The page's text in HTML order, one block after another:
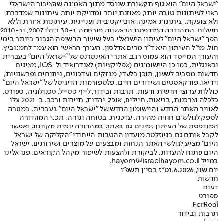
"ישראל היום" הוא גוף תקשורת שנוסד מתוך האמונה שהציבור הישראלי
ראוי לעיתונות טובה יותר, מאוזנת יותר ומדויקת יותר. עיתונות שמדברת
ולא צועקת. עיתונות אמינה, אובייקטיבית ועניינית. עיתונות אחרת וללא
תשלום. המהדורה המודפסת הראשונה פורסמה ב-30 ביולי 2007, וב-2010
הפך "ישראל היום" לעיתון הישראלי בעל שיעור החשיפה הגבוה ביותר בימי
חול. מו"ל העיתון היא ד"ר מרים אדלסון. העורך הראשי הוא עמר לחמנוביץ,
והעורך המייסד הוא עמוס רגב. אתרי האינטרנט של "ישראל היום" בעברית
ובאנגלית, כמו כן היישומונים (אפליקציות) לאנדרואיד ול-iOS, מציגים
חדשות מסביב לשעון, תוכן בלעדי, מבזקים ועדכונים, ניתוחים ופרשנויות,
וידיאו, פודקאסטים ושידורים חיים. פלטפורמות הדיגיטל של "ישראל היום"
כוללות ערוצי חדשות ודעות, תרבות ובידור, לייף סטייל, טכנולוגיה, ספורט,
כלכלה וצרכנות, בריאות, חיילים, אוכל, יהדות, תיירות ורכב. ב-2021 עלו
לאוויר האתר החדש והיישומון החדש של "ישראל היום" בעברית, במטרה
לספק לגולשים חוויה מהירה, עדכנית, בטוחה ונוחה. תכני המהדורה
המודפסת של העיתון זמינים גם באתר, במהדורה יומית מקוונת, ואפשר
לקבל אותם גם בניוזלטר. מועדון ההטבות הייחודי "הקליקה של ישראל
היום" מציע לגולשי האתר הנחות ומבצעים על מוצרים ושירותים. ישראל
היום פתוח להערות, לביקורת ולהצעות לשיפור מקהל הקוראים. פנו אלינו
במייל hayom@israelhayom.co.il.
יום שני, 1.6.2026
ט"ז בסיון תשפ"ו
חדשות
דעות
ספורט
ForReal
תרבות ובידור